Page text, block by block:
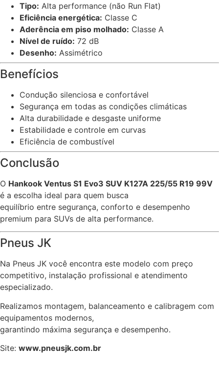
Tipo: Alta performance (não Run Flat)
Eficiência energética: Classe C
Aderência em piso molhado: Classe A
Nível de ruído: 72 dB
Desenho: Assimétrico
Benefícios
Condução silenciosa e confortável
Segurança em todas as condições climáticas
Alta durabilidade e desgaste uniforme
Estabilidade e controle em curvas
Eficiência de combustível
Conclusão
O Hankook Ventus S1 Evo3 SUV K127A 225/55 R19 99V
é a escolha ideal para quem busca
equilíbrio entre segurança, conforto e desempenho
premium para SUVs de alta performance.
Pneus JK
Na Pneus JK você encontra este modelo com preço
competitivo, instalação profissional e atendimento
especializado.
Realizamos montagem, balanceamento e calibragem com
equipamentos modernos,
garantindo máxima segurança e desempenho.
Site: www.pneusjk.com.br